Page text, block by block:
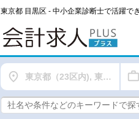
東京都 目黒区 - 中小企業診断士で活躍で
東京都（23区内), 東京都（都下）